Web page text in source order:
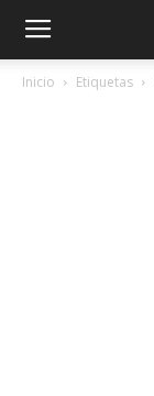
Inicio Etiquetas